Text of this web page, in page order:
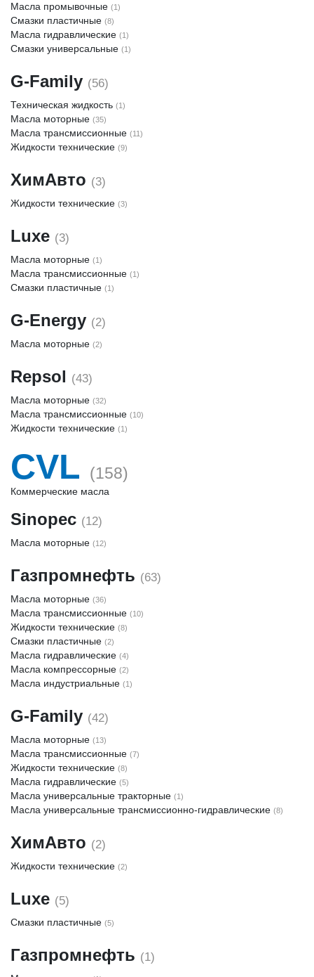
Масла промывочные (1)
Смазки пластичные (8)
Масла гидравлические (1)
Смазки универсальные (1)
G-Family (56)
Техническая жидкость (1)
Масла моторные (35)
Масла трансмиссионные (11)
Жидкости технические (9)
ХимАвто (3)
Жидкости технические (3)
Luxe (3)
Масла моторные (1)
Масла трансмиссионные (1)
Смазки пластичные (1)
G-Energy (2)
Масла моторные (2)
Repsol (43)
Масла моторные (32)
Масла трансмиссионные (10)
Жидкости технические (1)
CVL (158)
Коммерческие масла
Sinopec (12)
Масла моторные (12)
Газпромнефть (63)
Масла моторные (36)
Масла трансмиссионные (10)
Жидкости технические (8)
Смазки пластичные (2)
Масла гидравлические (4)
Масла компрессорные (2)
Масла индустриальные (1)
G-Family (42)
Масла моторные (13)
Масла трансмиссионные (7)
Жидкости технические (8)
Масла гидравлические (5)
Масла универсальные тракторные (1)
Масла универсальные трансмиссионно-гидравлические (8)
ХимАвто (2)
Жидкости технические (2)
Luxe (5)
Смазки пластичные (5)
Газпромнефть (1)